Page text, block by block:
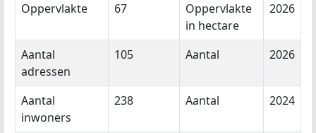
Oppervlakte 67
Oppervlakte
in hectare
2026
Aantal
adressen
105 Aantal 2026
Aantal
inwoners
238 Aantal 2024